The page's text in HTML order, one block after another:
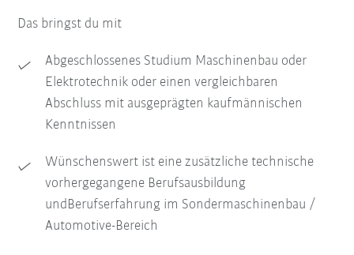
Das bringst du mit
Abgeschlossenes Studium Maschinenbau oder
Elektrotechnik oder einen vergleichbaren
Abschluss mit ausgeprägten kaufmännischen
Kenntnissen
Wünschenswert ist eine zusätzliche technische
vorhergegangene Berufsausbildung
undBerufserfahrung im Sondermaschinenbau /
Automotive-Bereich